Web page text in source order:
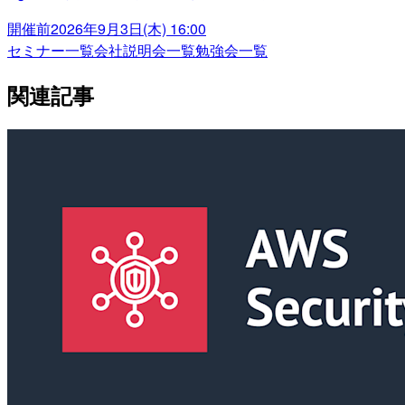
開催前2026年9月3日(木) 16:00
セミナー一覧会社説明会一覧勉強会一覧
関連記事